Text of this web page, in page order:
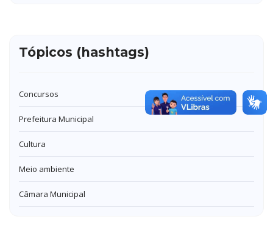
Tópicos (hashtags)
Concursos
Prefeitura Municipal
Cultura
Meio ambiente
Câmara Municipal